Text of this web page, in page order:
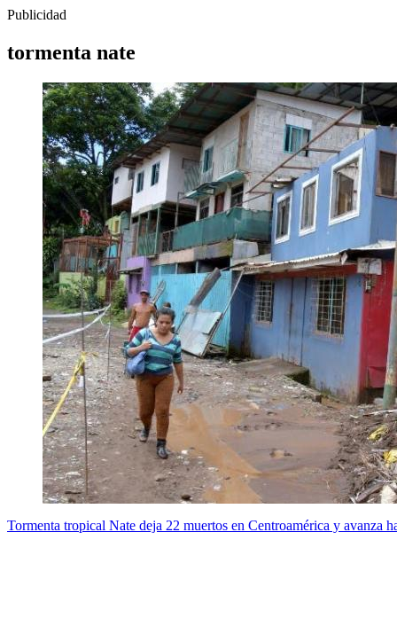
Publicidad
tormenta nate
Tormenta tropical Nate deja 22 muertos en Centroamérica y avanza